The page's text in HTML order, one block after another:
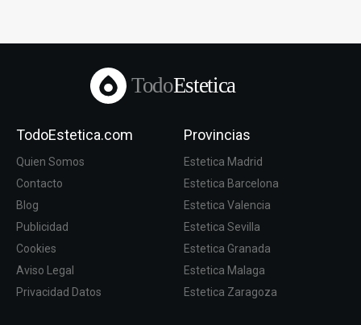
TodoEstetica
TodoEstetica.com
Quien Somos
Contacto
Blog
Publicidad
Cookies
Aviso Legal
Privacidad Datos
Provincias
Estetica Madrid
Estetica Barcelona
Estetica Valencia
Estetica Sevilla
Estetica Granada
Estetica Malaga
Estetica Zaragoza